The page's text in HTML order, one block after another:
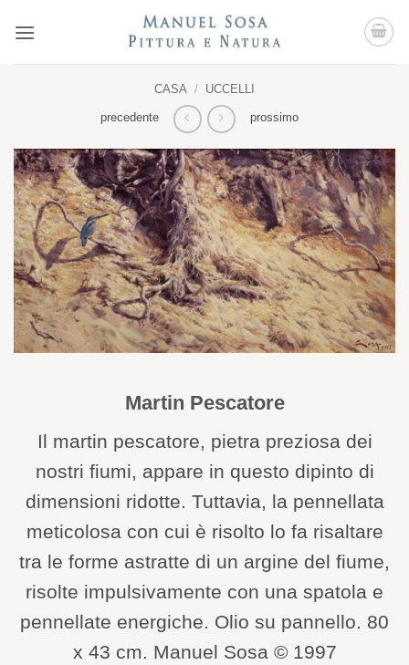
CASA / UCCELLI
precedente prossimo
Martin Pescatore
Il martin pescatore, pietra preziosa dei
nostri fiumi, appare in questo dipinto di
dimensioni ridotte. Tuttavia, la pennellata
meticolosa con cui è risolto lo fa risaltare
tra le forme astratte di un argine del fiume,
risolte impulsivamente con una spatola e
pennellate energiche. Olio su pannello. 80
x 43 cm. Manuel Sosa © 1997